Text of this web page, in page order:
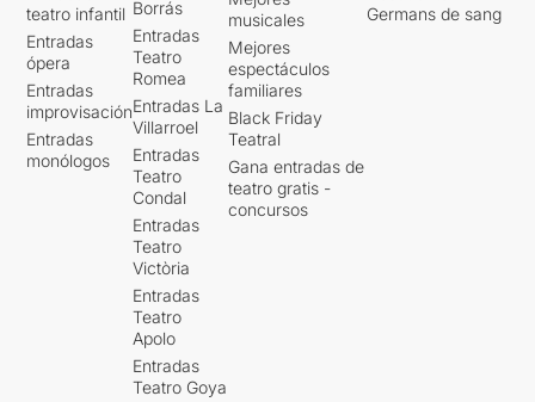
teatro infantil
Entradas
ópera
Entradas
improvisación
Entradas
monólogos
Borrás
Entradas
Teatro
Romea
Entradas La
Villarroel
Entradas
Teatro
Condal
Entradas
Teatro
Victòria
Entradas
Teatro
Apolo
Entradas
Teatro Goya
musicales
Mejores
espectáculos
familiares
Black Friday
Teatral
Gana entradas de
teatro gratis -
concursos
Germans de sang